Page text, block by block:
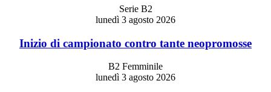
Serie B2
lunedì 3 agosto 2026
Inizio di campionato contro tante neopromosse
B2 Femminile
lunedì 3 agosto 2026